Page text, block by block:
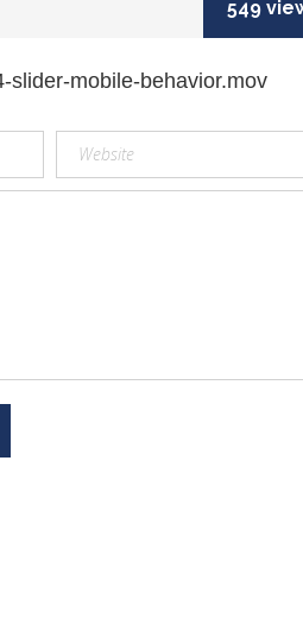
549
slider-mobile-behavior.mov